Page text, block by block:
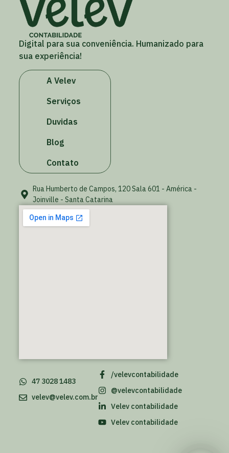
Digital para sua conveniência. Humanizado para
sua experiência!
A Velev
Serviços
Duvidas
Blog
Contato
Rua Humberto de Campos, 120 Sala 601 - América -
Joinville - Santa Catarina
/velevcontabilidade
@velevcontabilidade
Velev contabilidade
Velev contabilidade
47 3028 1483
velev@velev.com.br